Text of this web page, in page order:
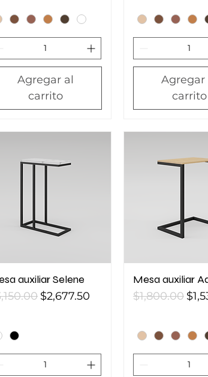
Agregar al
carrito
Agregar
carrito
auxiliar Selene
Precio de oferta
$2,677.50
Mesa auxiliar
Precio
$1,800.00